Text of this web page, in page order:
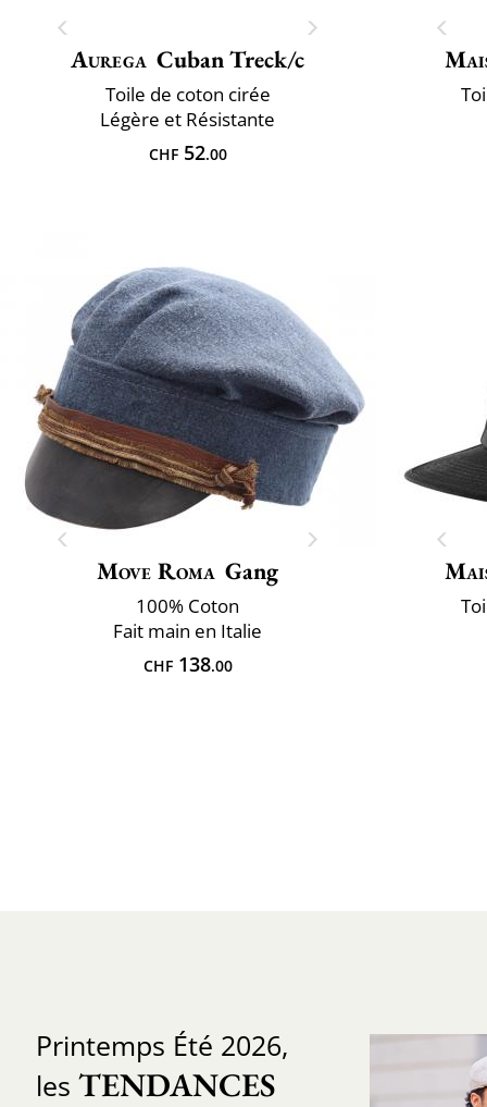
Aurega Cuban Treck/c
Toile de coton cirée
Légère et Résistante
CHF52.00
Move Roma Gang
100% Coton
Fait main en Italie
CHF138.00
Printemps Été 2026,
les TENDANCES